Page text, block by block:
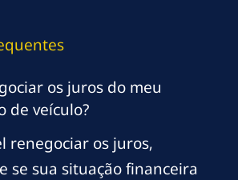
os juros do meu
de veículo?
renegociar os juros,
se sua situação financeira